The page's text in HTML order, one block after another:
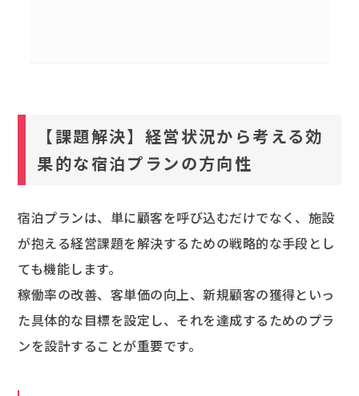
【課題解決】経営状況から考える効
果的な宿泊プランの方向性
宿泊プランは、単に顧客を呼び込むだけでなく、施設
が抱える経営課題を解決するための戦略的な手段とし
ても機能します。
稼働率の改善、客単価の向上、新規顧客の獲得といっ
た具体的な目標を設定し、それを達成するためのプラ
ンを設計することが重要です。